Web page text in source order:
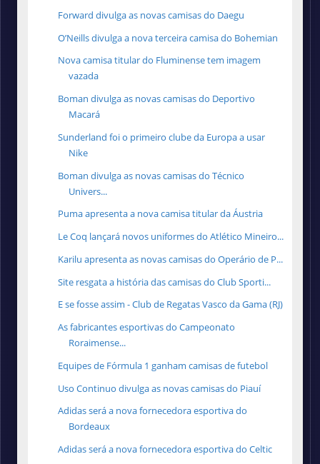
Forward divulga as novas camisas do Daegu
O’Neills divulga a nova terceira camisa do Bohemian
Nova camisa titular do Fluminense tem imagem
vazada
Boman divulga as novas camisas do Deportivo
Macará
Sunderland foi o primeiro clube da Europa a usar
Nike
Boman divulga as novas camisas do Técnico
Univers...
Puma apresenta a nova camisa titular da Áustria
Le Coq lançará novos uniformes do Atlético Mineiro...
Karilu apresenta as novas camisas do Operário de P...
Site resgata a história das camisas do Club Sporti...
E se fosse assim - Club de Regatas Vasco da Gama (RJ)
As fabricantes esportivas do Campeonato
Roraimense...
Equipes de Fórmula 1 ganham camisas de futebol
Uso Continuo divulga as novas camisas do Piauí
Adidas será a nova fornecedora esportiva do
Bordeaux
Adidas será a nova fornecedora esportiva do Celtic